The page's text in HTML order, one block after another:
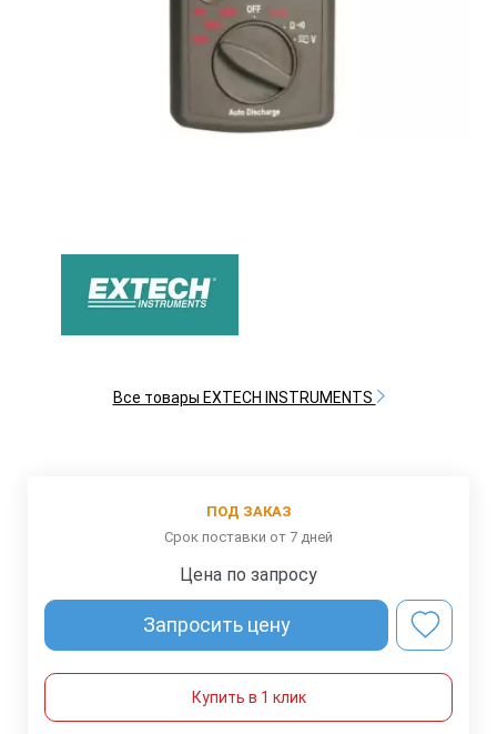
Все товары EXTECH INSTRUMENTS
ПОД ЗАКАЗ
Срок поставки от 7 дней
Цена по запросу
Запросить цену
Купить в 1 клик